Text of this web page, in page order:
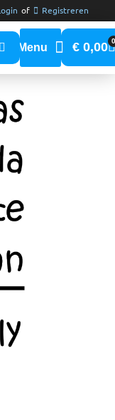
of Registreren
€ 0,00